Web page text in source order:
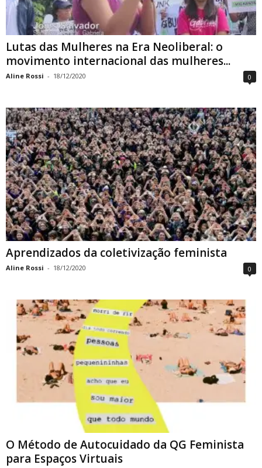
Lutas das Mulheres na Era Neoliberal: o
movimento internacional das mulheres...
Aline Rossi - 18/12/2020 0
Aprendizados da coletivização feminista
Aline Rossi - 18/12/2020 0
O Método de Autocuidado da QG Feminista
para Espaços Virtuais